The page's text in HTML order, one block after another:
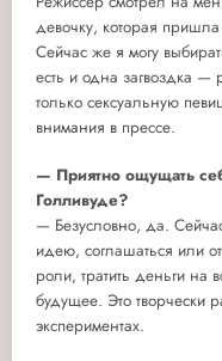
девочку, которая
Сейчас же я могу
есть и одна загвоздка
только сексуальную
внимания в прессе.
— Приятно ощущать
Голливуде?
— Безусловно, да.
идею, соглашаться или
роли, тратить деньги на
будущее. Это творчески
экспериментах.